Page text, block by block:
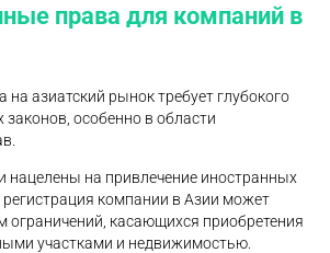
права для компаний в
на азиатский рынок требует глубокого
особенно в области
нацелены на привлечение иностранных
регистрация компании в Азии может
ограничений, касающихся приобретения
участками и недвижимостью.